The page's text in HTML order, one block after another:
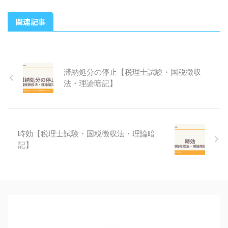
関連記事
滞納処分の停止【税理士試験・国税徴収
法・理論暗記】
時効【税理士試験・国税徴収法・理論暗
記】